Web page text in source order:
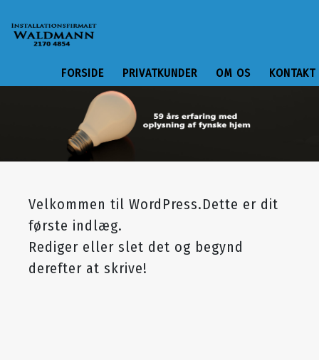
FORSIDE PRIVATKUNDER OM OS KONTAKT
Velkommen til WordPress.Dette er dit
første indlæg.
Rediger eller slet det og begynd
derefter at skrive!